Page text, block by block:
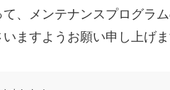
、メンテナンスプログラ
ますようお願い申し上げま